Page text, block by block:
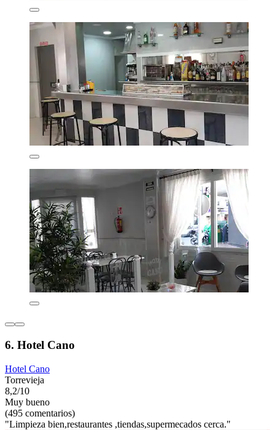
6. Hotel Cano
Hotel Cano
Torrevieja
8,2/10
Muy bueno
(495 comentarios)
"Limpieza bien,restaurantes ,tiendas,supermecados cerca."